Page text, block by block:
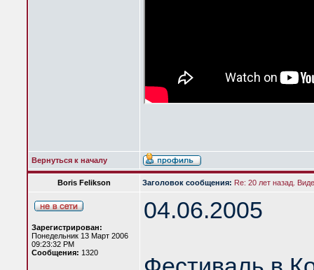
Вернуться к началу
Boris Felikson Заголовок сообщения: Re: 20 лет назад.
Зарегистрирован:
Понедельник 13 Март 2006
09:23:32 PM
Сообщения: 1320
04.06.2005